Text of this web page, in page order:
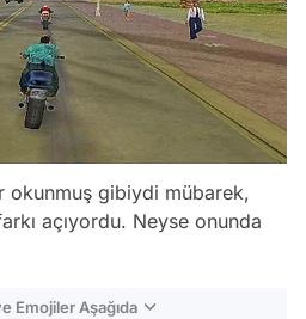
okunmuş gibiydi mübarek,
açıyordu. Neyse onunda
Emojiler Aşağıda